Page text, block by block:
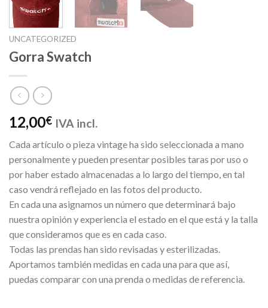
UNCATEGORIZED
Gorra Swatch
12,00€ IVA incl.
Cada artículo o pieza vintage ha sido seleccionada a mano
personalmente y pueden presentar posibles taras por uso o
por haber estado almacenadas a lo largo del tiempo, en tal
caso vendrá reflejado en las fotos del producto.
En cada una asignamos un número que determinará bajo
nuestra opinión y experiencia el estado en el que está y la talla
que consideramos que es en cada caso.
Todas las prendas han sido revisadas y esterilizadas.
Aportamos también medidas en cada una para que así,
puedas comparar con una prenda o medidas de referencia.